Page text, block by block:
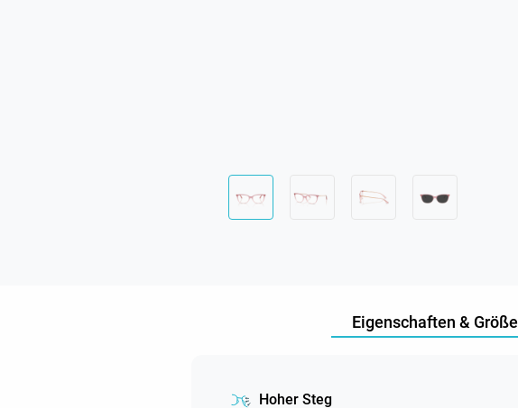
Eigenschaften & Größe
Hoher Steg